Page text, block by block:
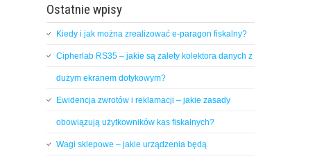
Ostatnie wpisy
Kiedy i jak można zrealizować e-paragon fiskalny?
Cipherlab RS35 – jakie są zalety kolektora danych z
dużym ekranem dotykowym?
Ewidencja zwrotów i reklamacji – jakie zasady
obowiązują użytkowników kas fiskalnych?
Wagi sklepowe – jakie urządzenia będą